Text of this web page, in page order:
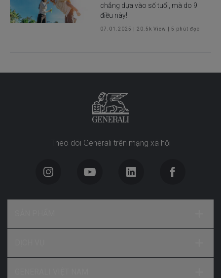
chẳng dựa vào số tuổi, mà do 9
điều này!
07.01.2025 20.5k View |5 phút đọc
Theo dõi Generali trên mạng xã hội